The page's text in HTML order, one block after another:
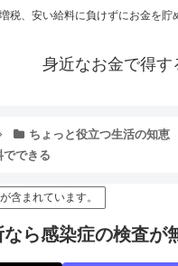
税、安い給料に負けずにお金を貯
身近なお金で得す
ちょっと役立つ生活の知恵
でできる
含まれています。
ら感染症の検査が